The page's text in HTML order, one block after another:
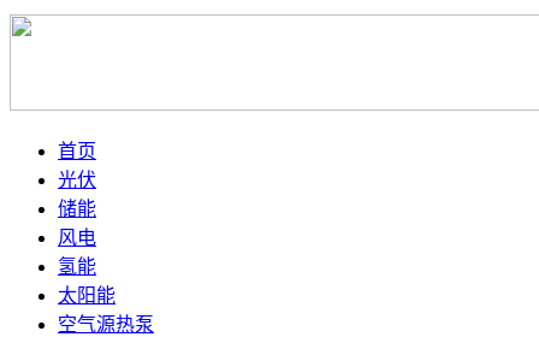
首页
光伏
储能
风电
氢能
太阳能
空气源热泵